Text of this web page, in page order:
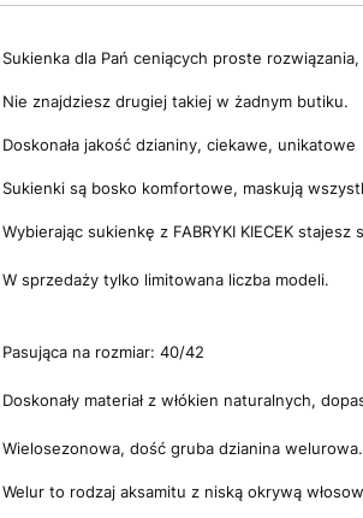
Sukienka dla Pań ceniących proste
Nie znajdziesz drugiej takiej w żadnym butiku.
Doskonała jakość dzianiny, ciekawe,
Sukienki są bosko komfortowe, maskują
Wybierając sukienkę z FABRYKI KIECEK
W sprzedaży tylko limitowana liczba modeli.
Pasująca na rozmiar: 40/42
Doskonały materiał z włókien naturalnych,
Wielosezonowa, dość gruba dzianina welurowa.
Welur to rodzaj aksamitu z niską okrywą